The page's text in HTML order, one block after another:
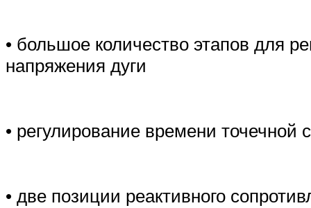
• большое количество этапов для
напряжения дуги
• регулирование времени точечной
• две позиции реактивного